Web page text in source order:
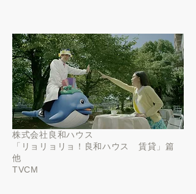
株式会社良和ハウス
「 リョリョリョ！良和ハウス 賃貸」篇
他
TVCM